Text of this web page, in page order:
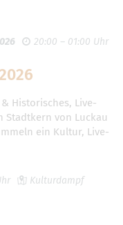
20:00 – 01:00 Uhr
Historisches, Live-
Stadtkern von Luckau
ein Kultur, Live-
Kulturdampf